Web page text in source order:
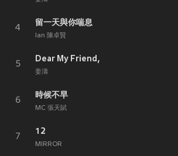
4
留一天與你喘息
Ian 陳卓賢
5
Dear My Friend,
姜濤
6
時候不早
MC 張天賦
7
12
MIRROR